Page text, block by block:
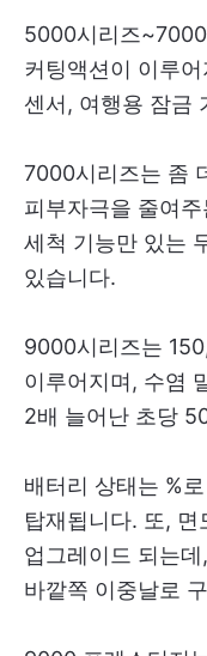
5000시리즈
커팅액션이 이루
센서, 여행용 잠금
7000시리즈는 좀
피부자극을 줄여
세척 기능만 있는
있습니다.
9000시리즈는
이루어지며, 수염
2배 늘어난 초당
배터리 상태는 %
탑재됩니다. 또, 면
업그레이드 되는
바깥쪽 이중날로